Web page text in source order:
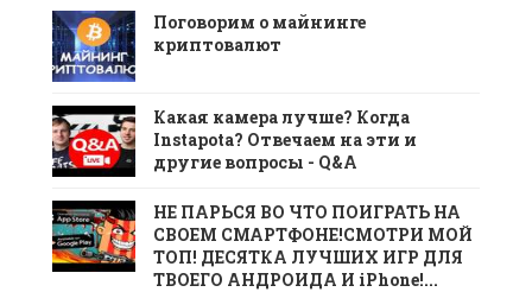
Поговорим о майнинге
криптовалют
Какая камера лучше? Когда
Instapota? Отвечаем на эти и
другие вопросы - Q&A
НЕ ПАРЬСЯ ВО ЧТО ПОИГРАТЬ НА
СВОЕМ СМАРТФОНЕ!СМОТРИ МОЙ
ТОП! ДЕСЯТКА ЛУЧШИХ ИГР ДЛЯ
ТВОЕГО АНДРОИДА И iPhone!...